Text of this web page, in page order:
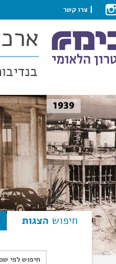
צרו קשר
חיפוש הצגות
חיפוש לפי